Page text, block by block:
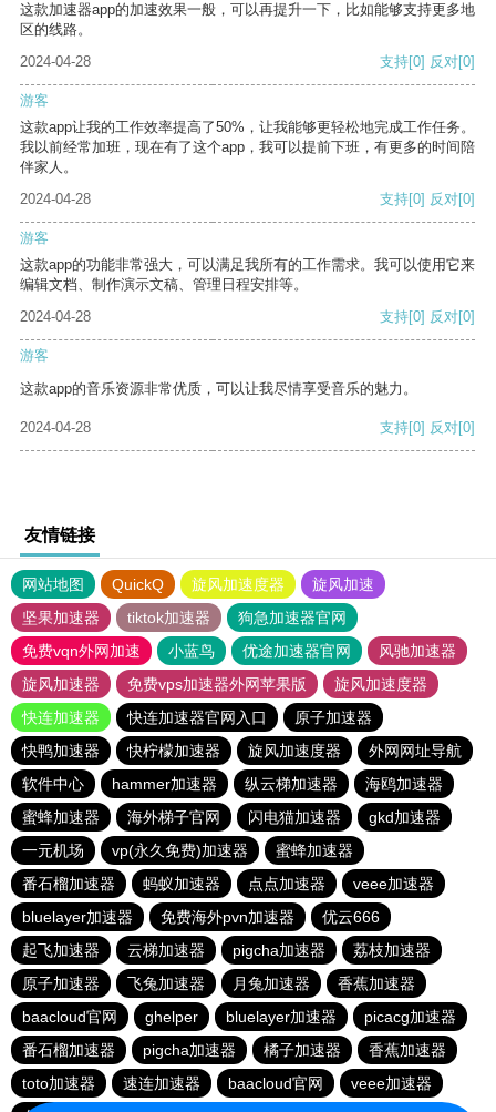
这款加速器app的加速效果一般，可以再提升一下，比如能够支持更多地
区的线路。
2024-04-28
支持[0] 反对[0]
游客
这款app让我的工作效率提高了50%，让我能够更轻松地完成工作任务。
我以前经常加班，现在有了这个app，我可以提前下班，有更多的时间陪
伴家人。
2024-04-28
支持[0] 反对[0]
游客
这款app的功能非常强大，可以满足我所有的工作需求。我可以使用它来
编辑文档、制作演示文稿、管理日程安排等。
2024-04-28
支持[0] 反对[0]
游客
这款app的音乐资源非常优质，可以让我尽情享受音乐的魅力。
2024-04-28 支持[0] 反对[0]
友情链接
网站地图 QuickQ 旋风加速度器
旋风加速
坚果加速器
tiktok加速器
狗急加速器官网
免费vqn外网加速
小蓝鸟 优途加速器官网
风驰加速器
旋风加速器
免费vps加速器外网苹果版
旋风加速度器
快连加速器
快连加速器官网入口
原子加速器
快鸭加速器
快柠檬加速器 旋风加速度器
外网网址导航
软件中心
hammer加速器 纵云梯加速器
海鸥加速器
蜜蜂加速器
海外梯子官网 闪电猫加速器
gkd加速器
一元机场
vp(永久免费)加速器
蜜蜂加速器
番石榴加速器
蚂蚁加速器 点点加速器
veee加速器
bluelayer加速器
免费海外pvn加速器
优云666
起飞加速器
云梯加速器 pigcha加速器
荔枝加速器
原子加速器
飞兔加速器 月兔加速器
香蕉加速器
baacloud官网
ghelper bluelayer加速器
picacg加速器
番石榴加速器
pigcha加速器 橘子加速器
香蕉加速器
toto加速器
速连加速器 baacloud官网
veee加速器